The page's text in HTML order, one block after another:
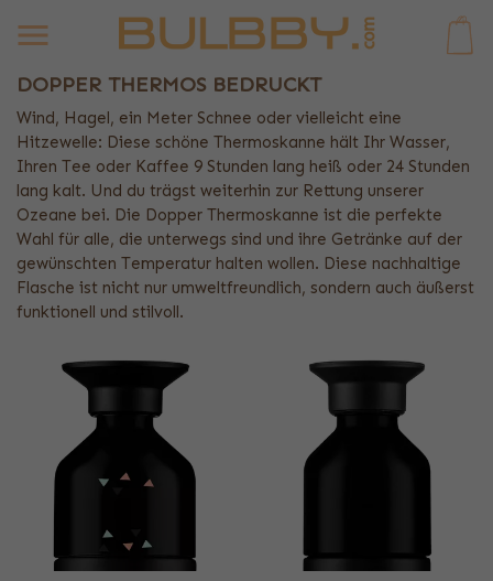
DOPPER THERMOS BEDRUCKT
Wind, Hagel, ein Meter Schnee oder vielleicht eine
Hitzewelle: Diese schöne Thermoskanne hält Ihr Wasser,
Ihren Tee oder Kaffee 9 Stunden lang heiß oder 24 Stunden
lang kalt. Und du trägst weiterhin zur Rettung unserer
Ozeane bei. Die Dopper Thermoskanne ist die perfekte
Wahl für alle, die unterwegs sind und ihre Getränke auf der
gewünschten Temperatur halten wollen. Diese nachhaltige
Flasche ist nicht nur umweltfreundlich, sondern auch äußerst
funktionell und stilvoll.